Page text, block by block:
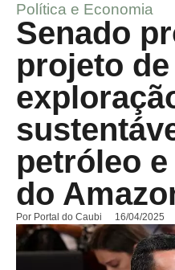
Política e Economia
Senado
projeto
petróleo
do
Por Portal do Caubi 16/04/2025